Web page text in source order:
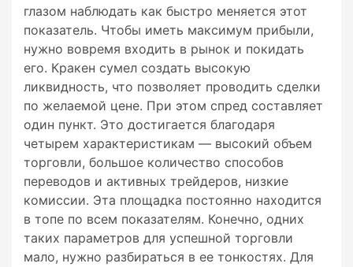
глазом наблюдать как быстро меняется этот
показатель. Чтобы иметь максимум прибыли,
нужно вовремя входить в рынок и покидать
его. Кракен сумел создать высокую
ликвидность, что позволяет проводить сделки
по желаемой цене. При этом спред составляет
один пункт. Это достигается благодаря
четырем характеристикам — высокий объем
торговли, большое количество способов
переводов и активных трейдеров, низкие
комиссии. Эта площадка постоянно находится
в топе по всем показателям. Конечно, одних
таких параметров для успешной торговли
мало, нужно разбираться в ее тонкостях. Для